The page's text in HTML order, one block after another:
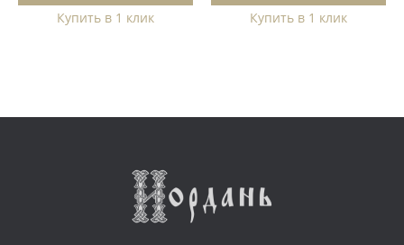
Купить в 1 клик
Купить в 1 клик